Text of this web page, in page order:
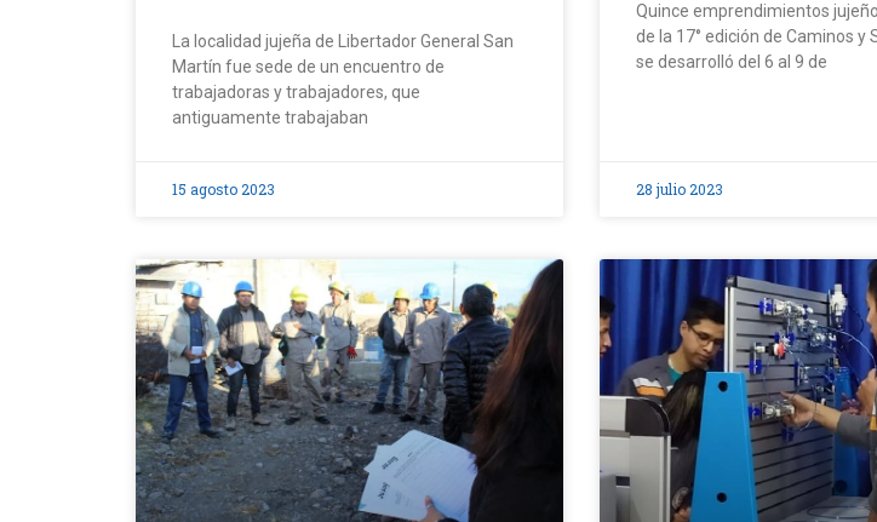
La localidad jujeña de Libertador General San
Martín fue sede de un encuentro de
trabajadoras y trabajadores, que
antiguamente trabajaban
15 agosto 2023
Quince emprendimientos
de la 17° edición de Caminos y
se desarrolló del 6 al 9 de
28 julio 2023